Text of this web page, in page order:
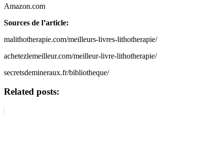
Amazon.com
Sources de l’article:
malithotherapie.com/meilleurs-livres-lithotherapie/
achetezlemeilleur.com/meilleur-livre-lithotherapie/
secretsdemineraux.fr/bibliotheque/
Related posts: